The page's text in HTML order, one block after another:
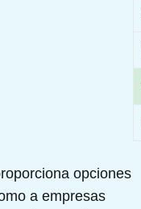
opciones
a empresas